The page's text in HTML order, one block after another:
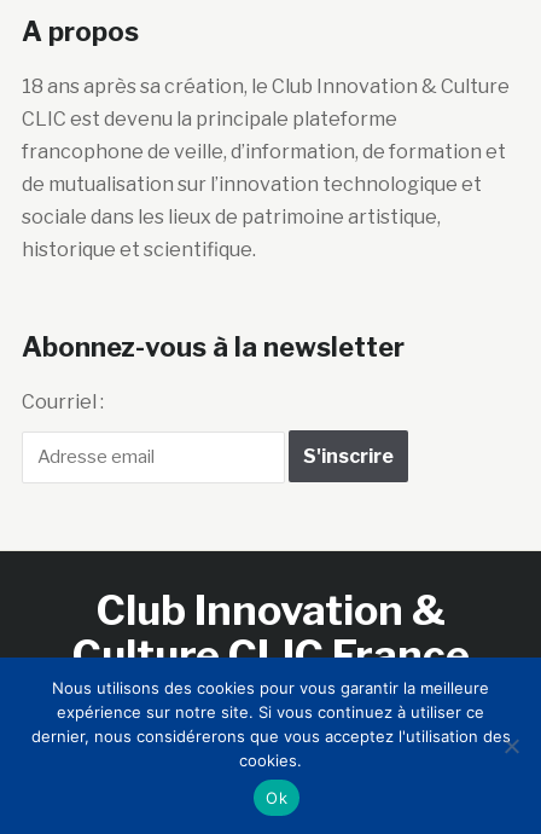
A propos
18 ans après sa création, le Club Innovation & Culture
CLIC est devenu la principale plateforme
francophone de veille, d’information, de formation et
de mutualisation sur l’innovation technologique et
sociale dans les lieux de patrimoine artistique,
historique et scientifique.
Abonnez-vous à la newsletter
Courriel :
Club Innovation &
Culture CLIC France
Accueil BIENVENUE ! LE CLUB MEMBRES
RNCI
CONTACTS
Nous utilisons des cookies pour vous garantir la meilleure
expérience sur notre site. Si vous continuez à utiliser ce
dernier, nous considérerons que vous acceptez l'utilisation des
cookies.
Ok